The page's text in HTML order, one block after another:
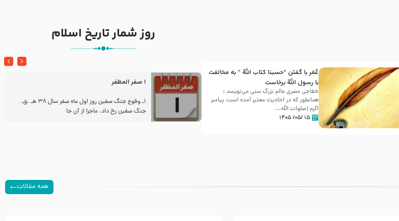
عُمَر با گفتن “حسبنا كتاب اللّه ” به مخالفت
با رسول اللّه برخاست
خفاجی مصری عالم بزرگ سنی می‌نویسد :
همانطور که در احادیث معتبر آمده است، پیامبر
اکرم (صلوات اللّه...
۱۵ /۰۵/ ۱۴۰۵
روز شمار تاریخ اسلام
30 صفر المظفر
شهادت حضرت علی بن موسی الرضا (علیه السلام) در روز
آخـر صفر سـال 203 هـ .ق. هشـتمین اختر تابناک امامت
1 صفر المظفر
1ـ وقوع جنگ صفین روز اول ماه صفر سال 38 هـ .ق.
جنگ صفین رخ داد. ماجرا از آن جا
همه مقالات